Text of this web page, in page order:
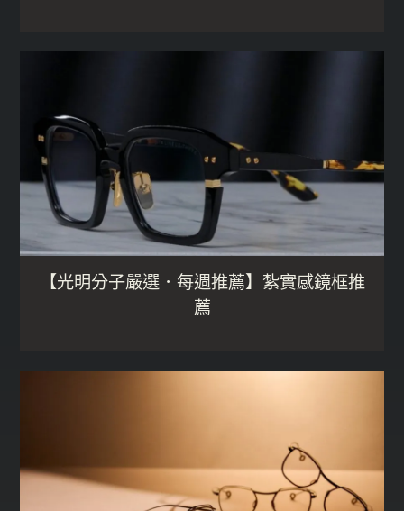
【光明分子嚴選．每週推薦】紮實感鏡框推
薦